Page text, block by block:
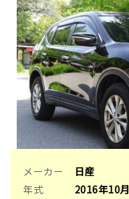
メーカー
日産
年式
2016年10月